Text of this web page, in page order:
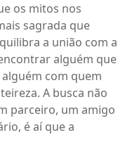
os mitos nos
sagrada que
a união com a
alguém que
com quem
A busca não
parceiro, um amigo
é aí que a